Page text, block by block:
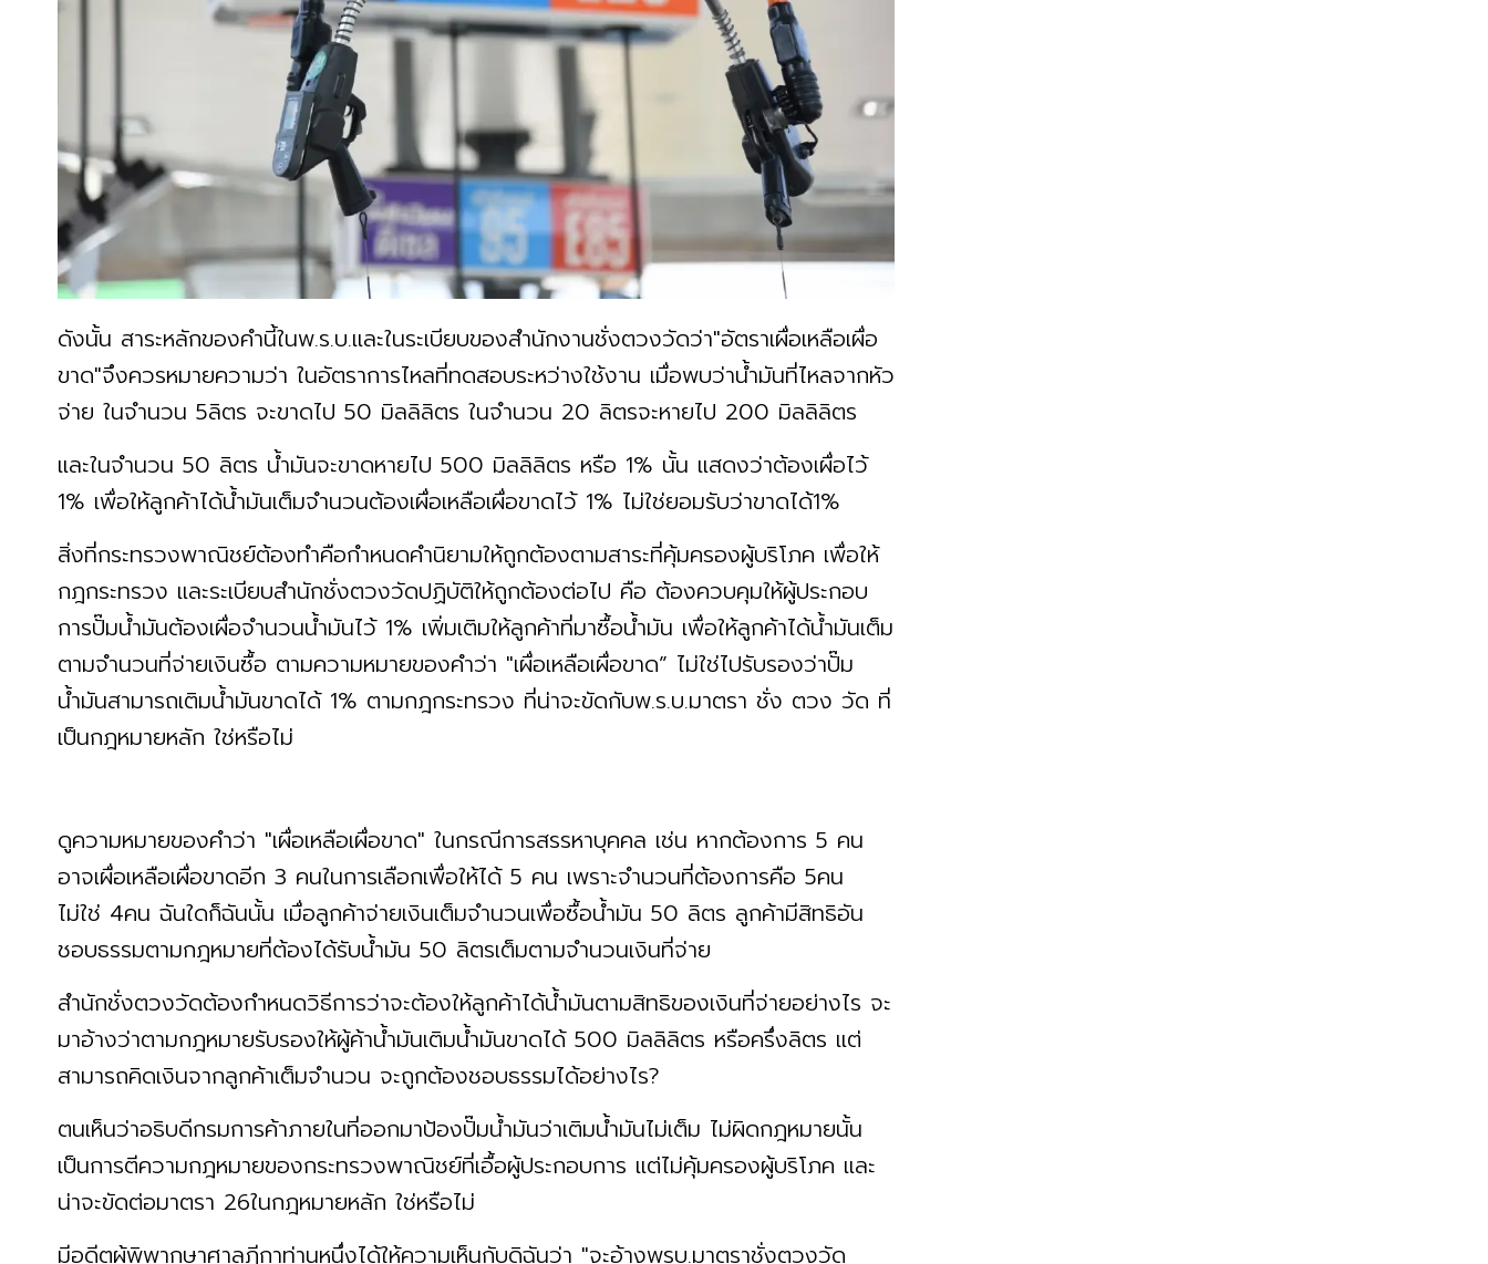
ดังนั้น สาระหลักของคำนี้ในพ.ร.บ.และในระเบียบของสำนักงานชั่งตวงวัดว่า"อัตราเผื่อเหลือเผื่อ
ขาด"จึงควรหมายความว่า ในอัตราการไหลที่ทดสอบระหว่างใช้งาน เมื่อพบว่าน้ำมันที่ไหลจากหัว
จ่าย ในจำนวน 5ลิตร จะขาดไป 50 มิลลิลิตร ในจำนวน 20 ลิตรจะหายไป 200 มิลลิลิตร
และในจำนวน 50 ลิตร น้ำมันจะขาดหายไป 500 มิลลิลิตร หรือ 1% นั้น แสดงว่าต้องเผื่อไว้
1% เพื่อให้ลูกค้าได้น้ำมันเต็มจำนวนต้องเผื่อเหลือเผื่อขาดไว้ 1% ไม่ใช่ยอมรับว่าขาดได้1%
สิ่งที่กระทรวงพาณิชย์ต้องทำคือกำหนดคำนิยามให้ถูกต้องตามสาระที่คุ้มครองผู้บริโภค เพื่อให้
กฎกระทรวง และระเบียบสำนักชั่งตวงวัดปฏิบัติให้ถูกต้องต่อไป คือ ต้องควบคุมให้ผู้ประกอบ
การปั๊มน้ำมันต้องเผื่อจำนวนน้ำมันไว้ 1% เพิ่มเติมให้ลูกค้าที่มาซื้อน้ำมัน เพื่อให้ลูกค้าได้น้ำมันเต็ม
ตามจำนวนที่จ่ายเงินซื้อ ตามความหมายของคำว่า "เผื่อเหลือเผื่อขาด” ไม่ใช่ไปรับรองว่าปั๊ม
น้ำมันสามารถเติมน้ำมันขาดได้ 1% ตามกฎกระทรวง ที่น่าจะขัดกับพ.ร.บ.มาตรา ชั่ง ตวง วัด ที่
เป็นกฎหมายหลัก ใช่หรือไม่
ดูความหมายของคำว่า "เผื่อเหลือเผื่อขาด" ในกรณีการสรรหาบุคคล เช่น หากต้องการ 5 คน
อาจเผื่อเหลือเผื่อขาดอีก 3 คนในการเลือกเพื่อให้ได้ 5 คน เพราะจำนวนที่ต้องการคือ 5คน
ไม่ใช่ 4คน ฉันใดก็ฉันนั้น เมื่อลูกค้าจ่ายเงินเต็มจำนวนเพื่อซื้อน้ำมัน 50 ลิตร ลูกค้ามีสิทธิอัน
ชอบธรรมตามกฎหมายที่ต้องได้รับน้ำมัน 50 ลิตรเต็มตามจำนวนเงินที่จ่าย
สำนักชั่งตวงวัดต้องกำหนดวิธีการว่าจะต้องให้ลูกค้าได้น้ำมันตามสิทธิของเงินที่จ่ายอย่างไร จะ
มาอ้างว่าตามกฎหมายรับรองให้ผู้ค้าน้ำมันเติมน้ำมันขาดได้ 500 มิลลิลิตร หรือครึ่งลิตร แต่
สามารถคิดเงินจากลูกค้าเต็มจำนวน จะถูกต้องชอบธรรมได้อย่างไร?
ตนเห็นว่าอธิบดีกรมการค้าภายในที่ออกมาป้องปั๊มน้ำมันว่าเติมน้ำมันไม่เต็ม ไม่ผิดกฎหมายนั้น
เป็นการตีความกฎหมายของกระทรวงพาณิชย์ที่เอื้อผู้ประกอบการ แต่ไม่คุ้มครองผู้บริโภค และ
น่าจะขัดต่อมาตรา 26ในกฎหมายหลัก ใช่หรือไม่
มีอดีตผู้พิพากษาศาลฎีกาท่านหนึ่งได้ให้ความเห็นกับดิฉันว่า "จะอ้างพรบ.มาตราชั่งตวงวัด